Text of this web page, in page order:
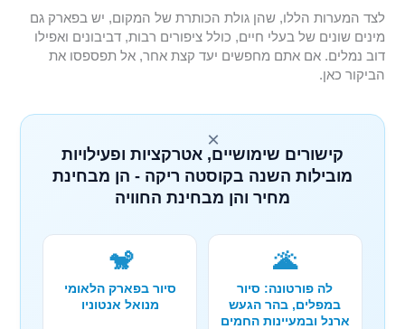
לצד המערות הללו, שהן גולת הכותרת של המקום, יש בפארק גם
מינים שונים של בעלי חיים, כולל ציפורים רבות, דביבונים ואפילו
דוב נמלים. אם אתם מחפשים יעד קצת אחר, אל תפספסו את
הביקור כאן.
×
קישורים שימושיים, אטרקציות ופעילויות
מובילות השנה בקוסטה ריקה - הן מבחינת
מחיר והן מבחינת החוויה
🌋
לה פורטונה: סיור
במפלים, בהר הגעש
ארנל ובמעיינות החמים
🐒
סיור בפארק הלאומי
מנואל אנטוניו